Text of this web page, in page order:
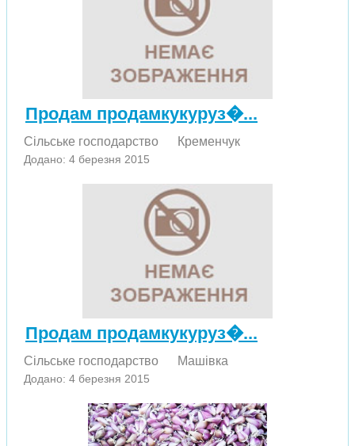
Продам продамкукуруз�...
Сільське господарство Кременчук
Додано: 4 березня 2015
Продам продамкукуруз�...
Сільське господарство Машівка
Додано: 4 березня 2015